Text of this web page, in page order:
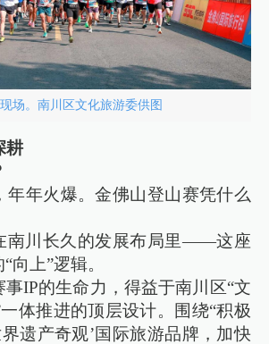
场。南川区文化旅游委供图
耕
年年火爆。金佛山登山赛凭什么
南川长久的发展布局里——这座
向上”逻辑。
事IP的生命力，得益于南川区“文
体推进的顶层设计。围绕“积极
界遗产奇观’国际旅游品牌，加快